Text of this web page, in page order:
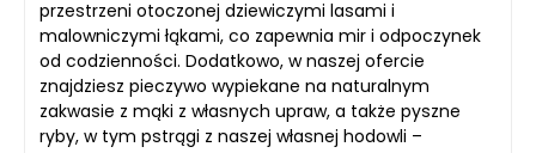
przestrzeni otoczonej dziewiczymi lasami i
malowniczymi łąkami, co zapewnia mir i odpoczynek
od codzienności. Dodatkowo, w naszej ofercie
znajdziesz pieczywo wypiekane na naturalnym
zakwasie z mąki z własnych upraw, a także pyszne
ryby, w tym pstrągi z naszej własnej hodowli –